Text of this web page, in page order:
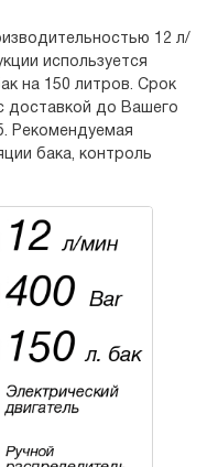
12 л/
используется
на 150 литров. Срок
доставкой до Вашего
Рекомендуемая
бака, контроль